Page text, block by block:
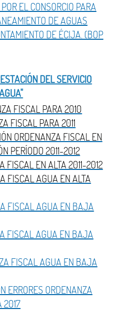
EL CONSORCIO PARA
DE AGUAS
DE ÉCIJA. (BOP
DEL SERVICIO
FISCAL PARA 2010
FISCAL PARA 2011
ORDENANZA FISCAL EN
PERÍODO 2011-2012
FISCAL EN ALTA 2011-2012
FISCAL AGUA EN ALTA
FISCAL AGUA EN BAJA
FISCAL AGUA EN BAJA
FISCAL AGUA EN BAJA
ERRORES ORDENANZA
2017